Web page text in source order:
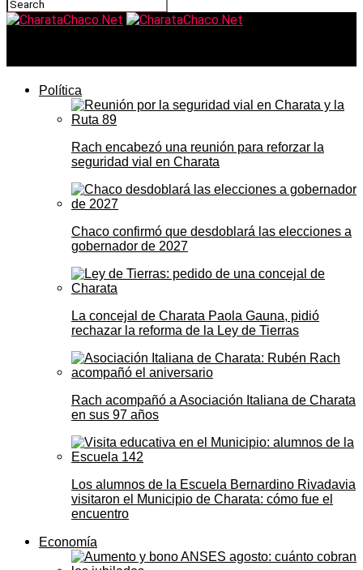
Política
Rach encabezó una reunión para reforzar la
seguridad vial en Charata
Chaco confirmó que desdoblará las elecciones a
gobernador de 2027
La concejal de Charata Paola Gauna, pidió
rechazar la reforma de la Ley de Tierras
Rach acompañó a Asociación Italiana de Charata
en sus 97 años
Los alumnos de la Escuela Bernardino Rivadavia
visitaron el Municipio de Charata: cómo fue el
encuentro
Economía